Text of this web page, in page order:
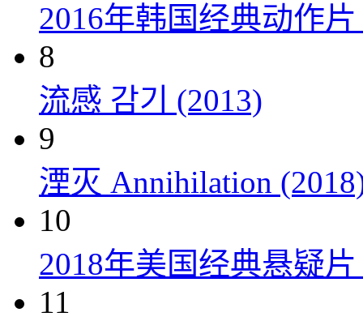
2016年韩国经典动作
8
流感 감기 (2013)
9
湮灭 Annihilation
10
2018年美国经典悬疑
11